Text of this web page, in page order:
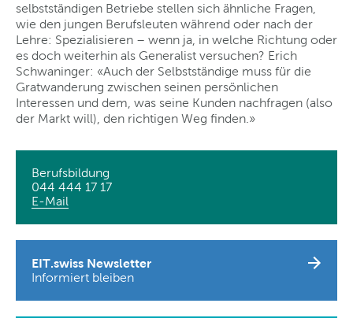
selbstständigen Betriebe stellen sich ähnliche Fragen,
wie den jungen Berufsleuten während oder nach der
Lehre: Spezialisieren – wenn ja, in welche Richtung oder
es doch weiterhin als Generalist versuchen? Erich
Schwaninger: «Auch der Selbstständige muss für die
Gratwanderung zwischen seinen persönlichen
Interessen und dem, was seine Kunden nachfragen (also
der Markt will), den richtigen Weg finden.»
Berufsbildung
044 444 17 17
E-Mail
EIT.swiss Newsletter
Informiert bleiben